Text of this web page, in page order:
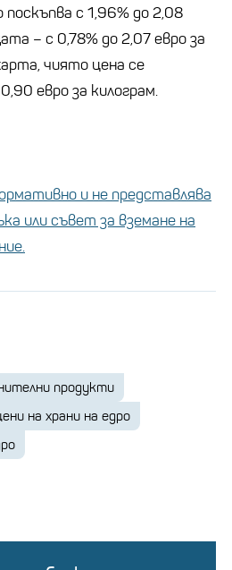
с 1,96% до 2,08
– с 0,78% до 2,07 евро за
чиято цена се
евро за килограм.
и не представлява
или съвет за вземане на
продукти
на храни на едро